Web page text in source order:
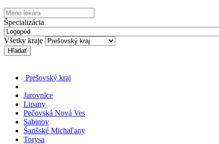
Špecializácia
Všetky kraje
Hľadať
Prešovský kraj
Jarovnice
Lipany
Pečovská Nová Ves
Sabinov
Šarišské Michaľany
Torysa